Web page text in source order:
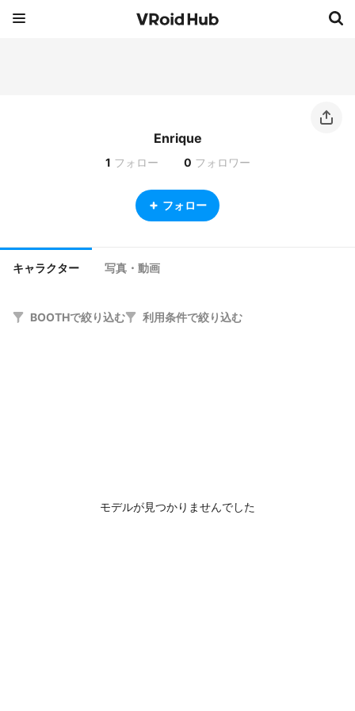
Enrique
1 フォロー 0 フォロワー
フォロー
キャラクター 写真・動画
BOOTHで絞り込む 利用条件で絞り込む
モデルが見つかりませんでした